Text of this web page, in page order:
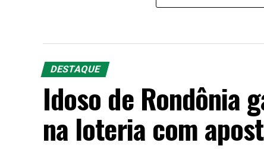
DESTAQUE
Idoso de Rondônia
na loteria com